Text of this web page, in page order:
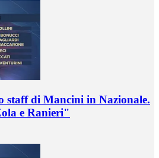
staff di Mancini in Nazionale.
e Ranieri"